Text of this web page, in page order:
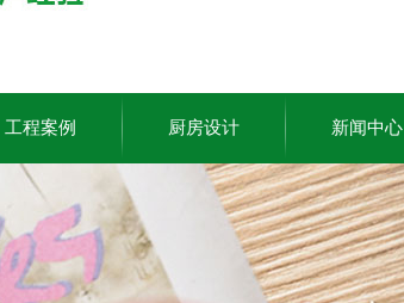
工程案例 厨房设计 新闻中心